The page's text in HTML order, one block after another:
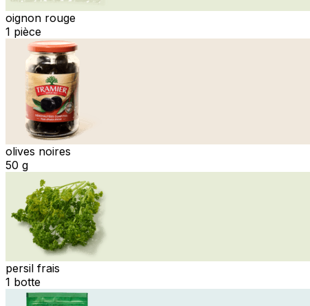
oignon rouge
1 pièce
olives noires
50 g
persil frais
1 botte